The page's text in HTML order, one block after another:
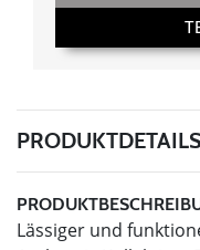
PRODUKTDETAILS
Lässiger und